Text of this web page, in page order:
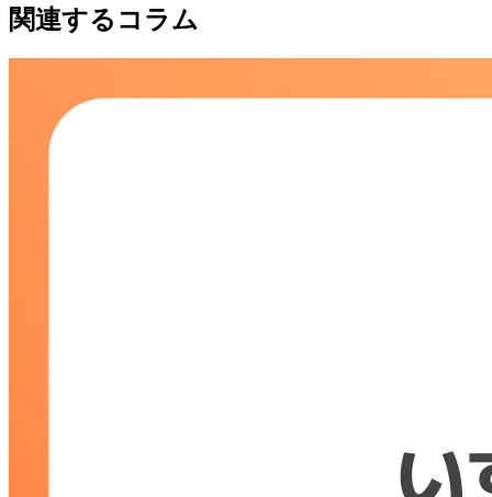
関連するコラム